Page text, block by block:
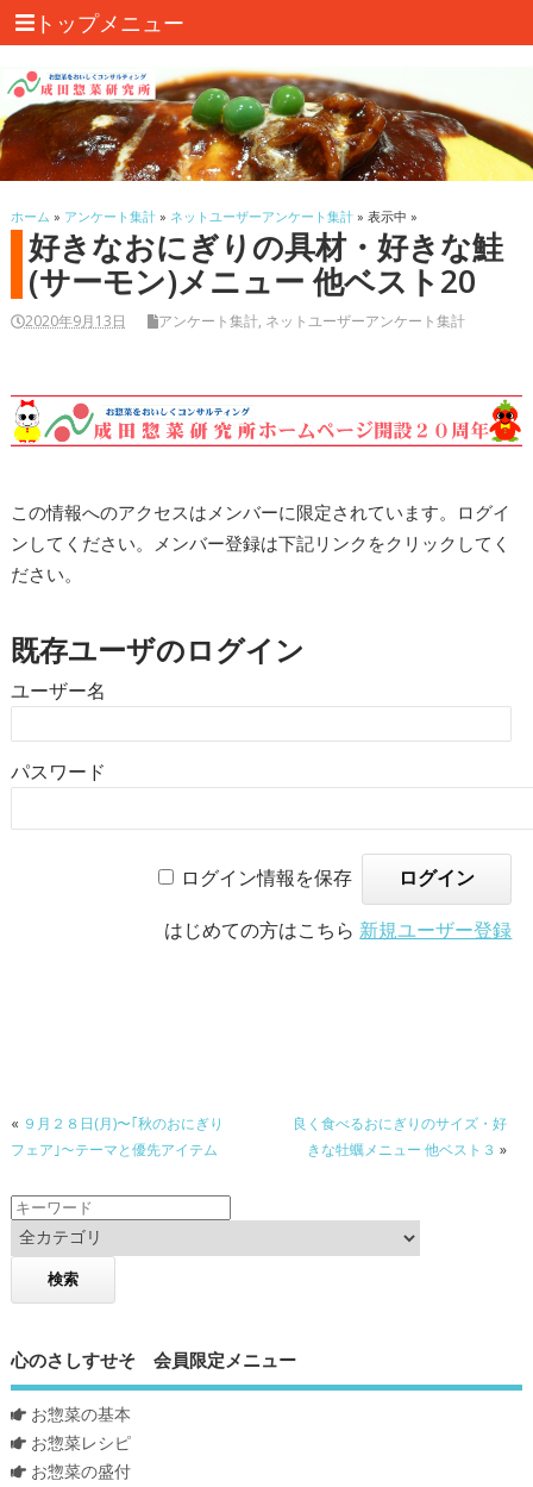
トップメニュー
ホーム » アンケート集計» ネットユーザーアンケート集計» 表示中 »
好きなおにぎりの具材・好きな鮭
(サーモン)メニュー 他ベスト20
2020年9月13日 アンケート集計, ネットユーザーアンケート集計
この情報へのアクセスはメンバーに限定されています。ログイ
ンしてください。メンバー登録は下記リンクをクリックしてく
ださい。
既存ユーザのログイン
ユーザー名
パスワード
ログイン情報を保存
はじめての方はこちら 新規ユーザー登録
« ９月２８日(月)〜｢秋のおにぎり
フェア｣～テーマと優先アイテム
良く食べるおにぎりのサイズ・好
きな牡蠣メニュー 他ベスト３ »
心のさしすせそ 会員限定メニュー
お惣菜の基本
お惣菜レシピ
お惣菜の盛付